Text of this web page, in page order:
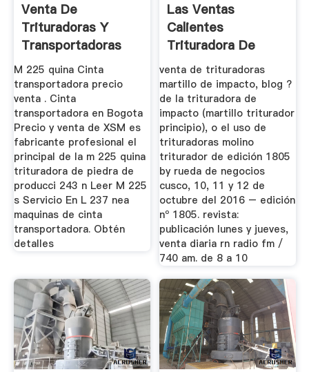
Venta De
Trituradoras Y
Transportadoras
M 225 quina Cinta
transportadora precio
venta . Cinta
transportadora en Bogota
Precio y venta de XSM es
fabricante profesional el
principal de la m 225 quina
trituradora de piedra de
producci 243 n Leer M 225
s Servicio En L 237 nea
maquinas de cinta
transportadora. Obtén
detalles
Las Ventas
Calientes
Trituradora De
Martillo
venta de trituradoras
martillo de impacto, blog ?
de la trituradora de
impacto (martillo triturador
principio), o el uso de
trituradoras molino
triturador de edición 1805
by rueda de negocios
cusco, 10, 11 y 12 de
octubre del 2016 – edición
nº 1805. revista:
publicación lunes y jueves,
venta diaria rn radio fm /
740 am. de 8 a 10